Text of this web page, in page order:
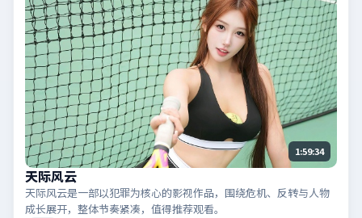
1:59:34
天际风云
天际风云是一部以犯罪为核心的影视作品，围绕危机、反转与人物
成长展开，整体节奏紧凑，值得推荐观看。